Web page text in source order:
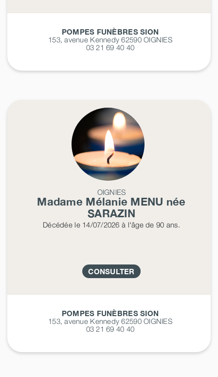
POMPES FUNÈBRES SION
153, avenue Kennedy 62590OIGNIES
03 21 69 40 40
OIGNIES
Madame Mélanie MENU née
SARAZIN
Décédéele 14/07/2026 à l'âge de 90 ans.
CONSULTER
POMPES FUNÈBRES SION
153, avenue Kennedy 62590OIGNIES
03 21 69 40 40